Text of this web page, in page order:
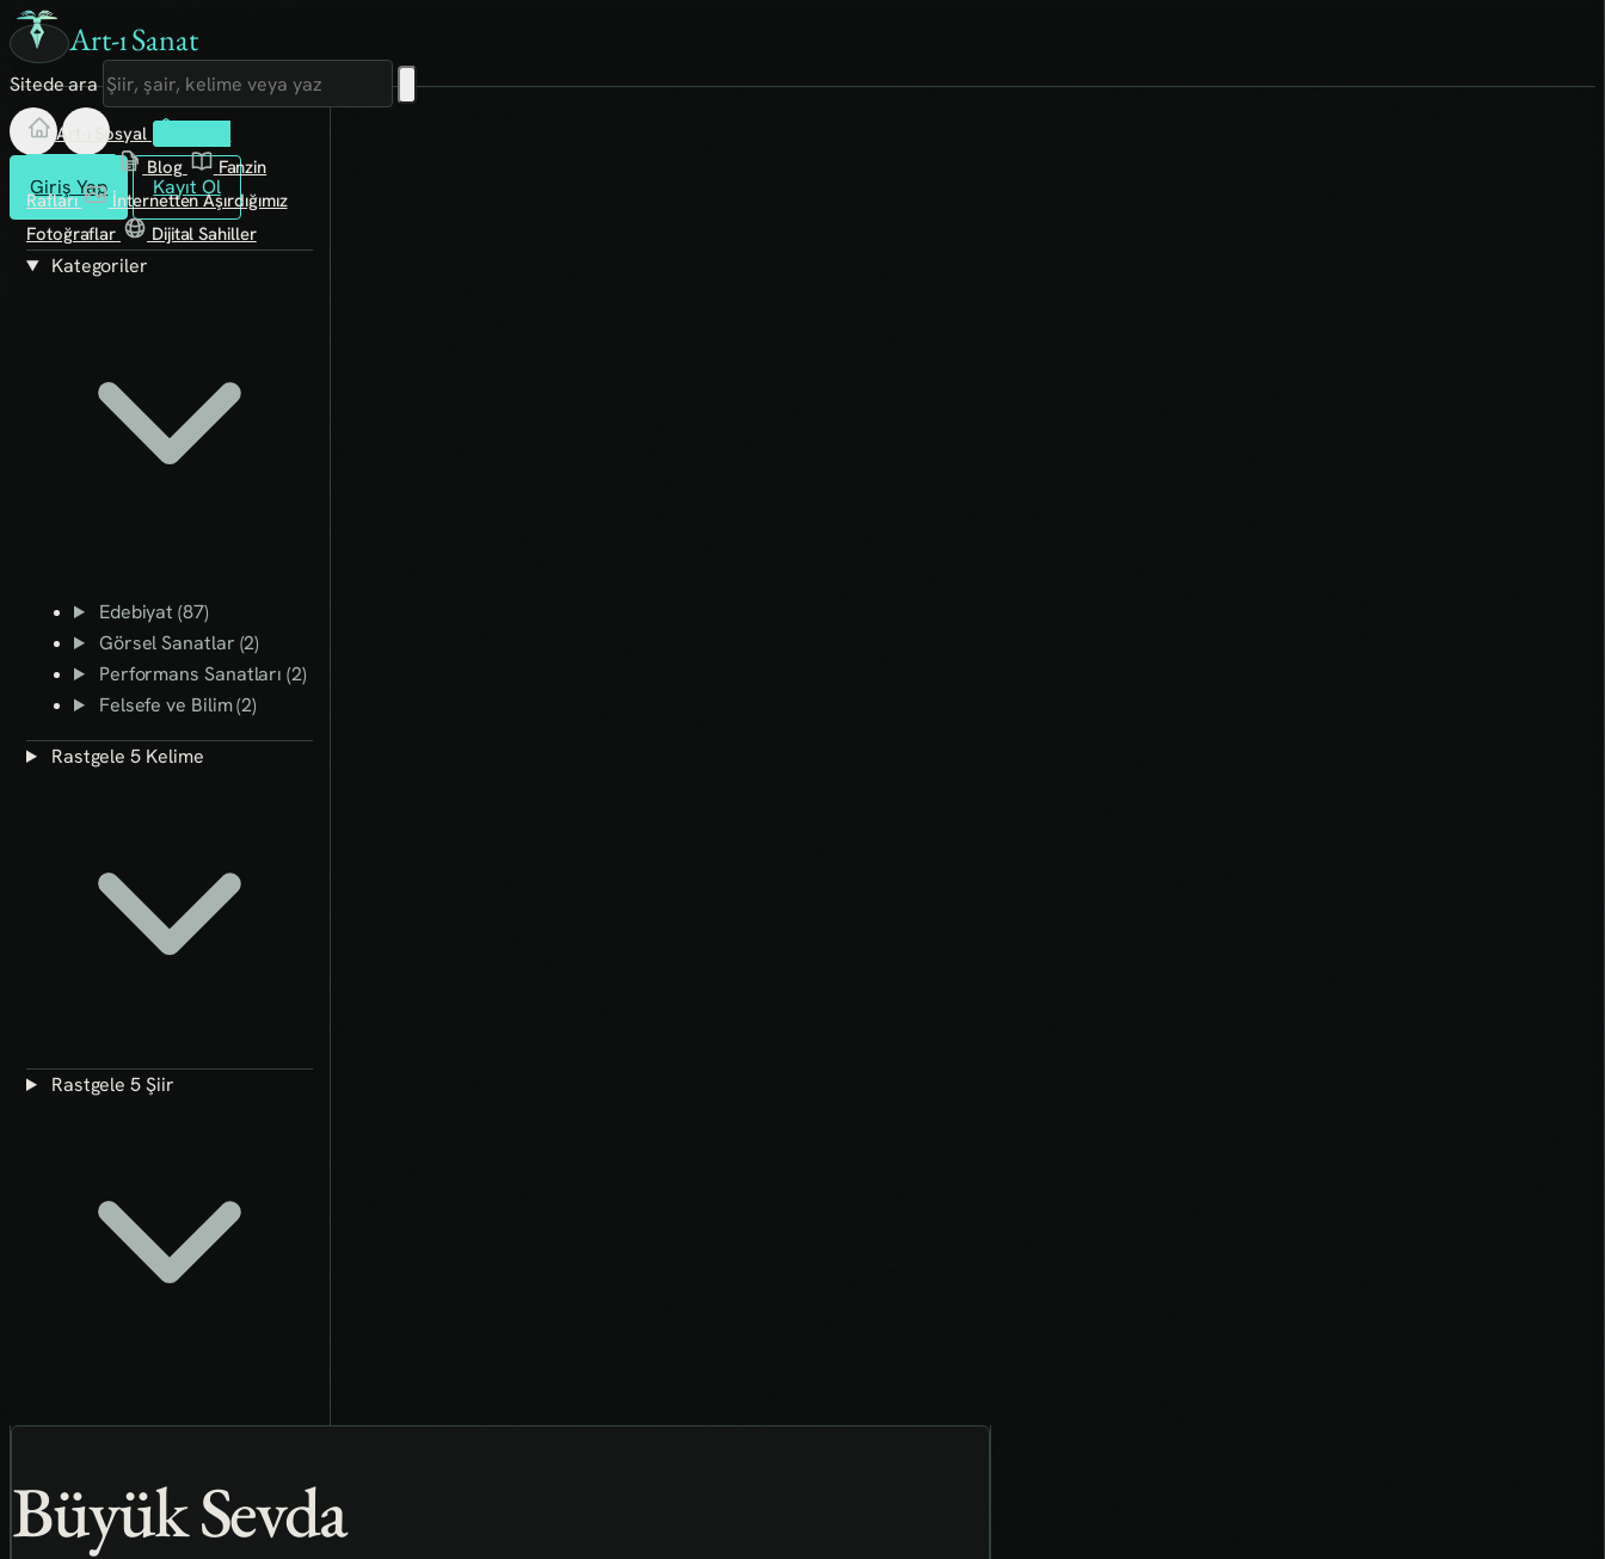
Art-ı Sanat
Sitede ara
Giriş Yap Kayıt Ol
Art-ı Sosyal
Blog
Fanzin
Rafları
İnternetten Aşırdığımız
Fotoğraflar
Dijital Sahiller
Kategoriler
Edebiyat (87)
Görsel Sanatlar (2)
Performans Sanatları (2)
Felsefe ve Bilim (2)
Rastgele 5 Kelime
Rastgele 5 Şiir
Büyük Sevda